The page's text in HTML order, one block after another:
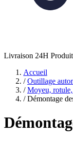
Livraison 24H
Accueil
/ Outillage
/ Moyeu,
/ Démontage